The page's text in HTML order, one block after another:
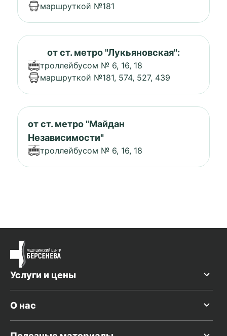
маршруткой №181
от ст. метро "Лукьяновская":
троллейбусом № 6, 16, 18
маршруткой №181, 574, 527, 439
от ст. метро "Майдан
Независимости"
троллейбусом № 6, 16, 18
Услуги и цены
О нас